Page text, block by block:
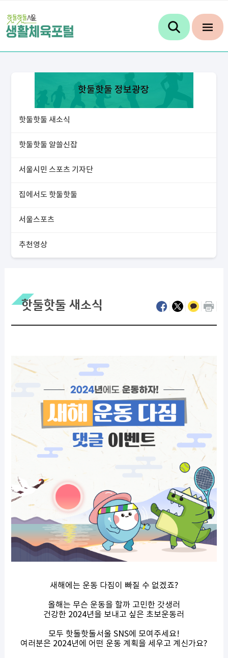
핫둘핫둘 정보광장
핫둘핫둘 새소식
핫둘핫둘 알쓸신잡
서울시민 스포츠 기자단
집에서도 핫둘핫둘
서울스포츠
추천영상
핫둘핫둘 새소식
새해에는 운동 다짐이 빠질 수 없겠죠?
올해는 무슨 운동을 할까 고민한 갓생러
건강한 2024년을 보내고 싶은 초보운동러
모두 핫둘핫둘서울 SNS에 모여주세요!
여러분은 2024년에 어떤 운동 계획을 세우고 계신가요?